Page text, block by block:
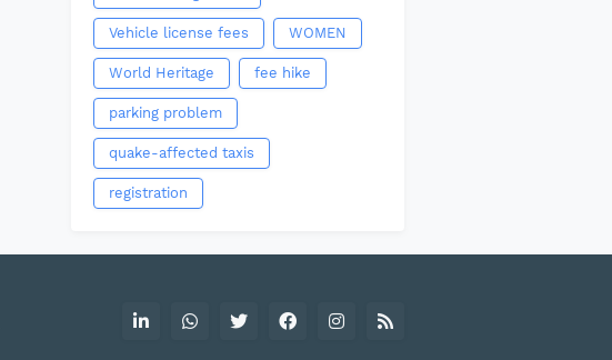
Vehicle license fees WOMEN
World Heritage fee hike
parking problem
quake-affected taxis
registration